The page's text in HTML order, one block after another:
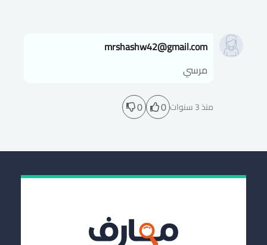
mrshashw42@gmail.com
مرسي
منذ 3 سنوات 0
0